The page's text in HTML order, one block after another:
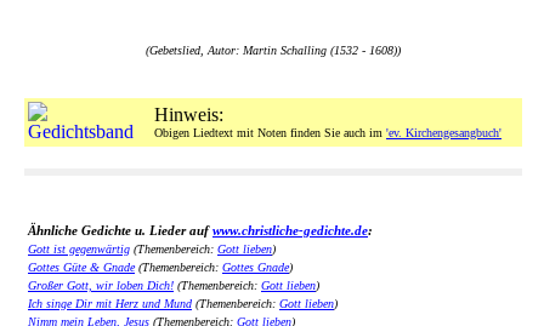
(Gebetslied, Autor: Martin Schalling (1532 - 1608))
Hinweis:
Obigen Liedtext mit Noten finden Sie auch im 'ev. Kirchengesangbuch'
Ähnliche Gedichte u. Lieder aufwww.christliche-gedichte.de:
Gott ist gegenwärtig (Themenbereich: Gott lieben)
Gottes Güte & Gnade(Themenbereich: Gottes Gnade)
Großer Gott, wir loben Dich! (Themenbereich: Gott lieben)
Ich singe Dir mit Herz und Mund (Themenbereich: Gott lieben)
Nimm mein Leben, Jesus (Themenbereich: Gott lieben)